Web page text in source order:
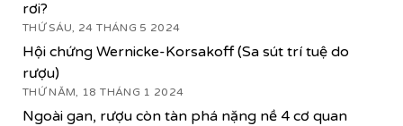
rơi?
THỨ SÁU, 24 THÁNG 5 2024
Hội chứng Wernicke-Korsakoff (Sa sút trí tuệ do
rượu)
THỨ NĂM, 18 THÁNG 1 2024
Ngoài gan, rượu còn tàn phá nặng nề 4 cơ quan